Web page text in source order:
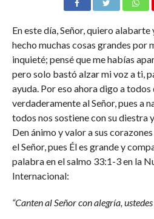
En este día, Señor, quiero
hecho muchas cosas grandes por
inquieté; pensé que me habías
pero solo bastó alzar mi voz a ti,
ayuda. Por eso ahora digo a todos
verdaderamente al Señor, pues a
todos nos sostiene con su diestra
Den ánimo y valor a sus
el Señor, pues Él es grande y
palabra en el salmo 33:1-3 en la
Internacional:
“Canten al Señor con alegría,